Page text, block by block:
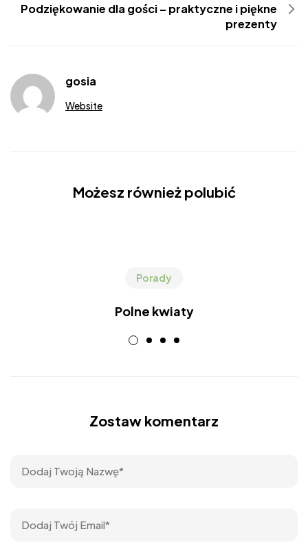
Podziękowanie dla gości – praktyczne i piękne
prezenty
gosia
Website
Możesz również polubić
Porady
Polne kwiaty
Zostaw komentarz